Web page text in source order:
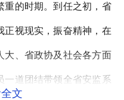
重的时期。到任之初，省
正视现实，振奋精神，在
大、省政协及社会各方面
一道团结带领全省安监系
文